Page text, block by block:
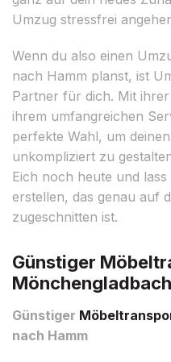
Umzug stressfrei
Wenn du also einen
nach Hamm planst, ist
Partner für dich. Mit
ihrem umfangreichen
perfekte Wahl, um
unkompliziert zu
Eich noch heute und
erstellen, das genau auf
zugeschnitten ist.
Günstiger
Günstiger
nach Hamm